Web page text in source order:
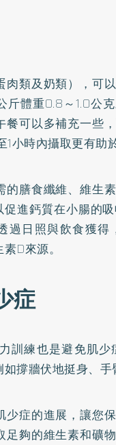
類及奶類），可
斤體重0.8～1.0公
餐可以多補充一些
小時內攝取更有助
膳食纖維、維生
進鈣質在小腸的
過日照與飲食獲得
D來源。
症
訓練也是避免肌
撐牆伏地挺身、手
症的進展，讓您
夠的維生素和礦